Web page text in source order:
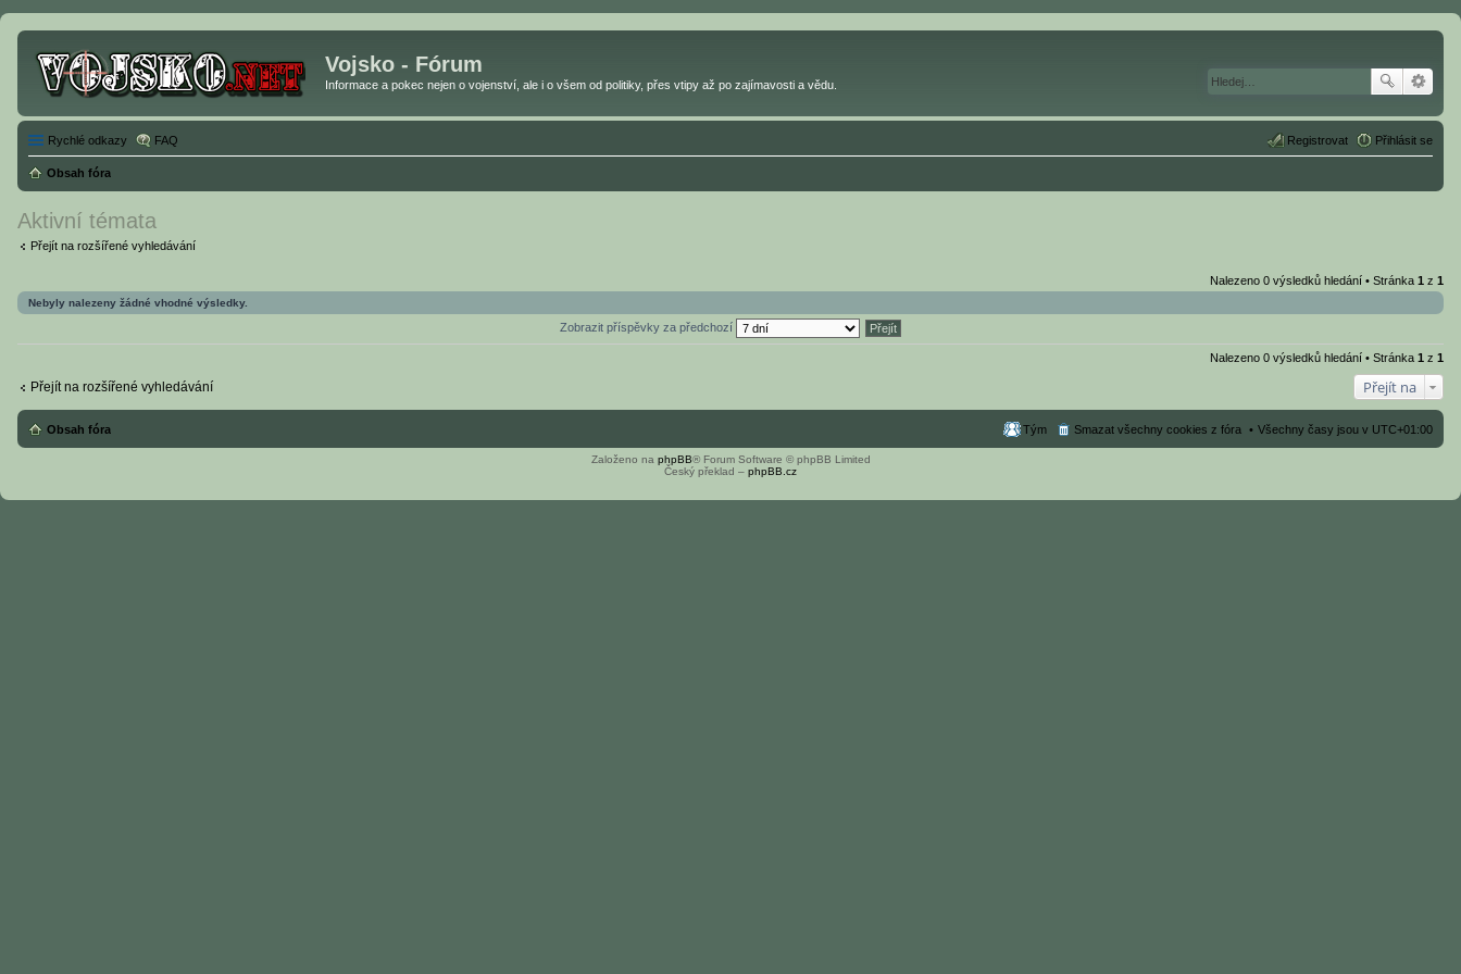
Vojsko - Fórum
Informace a pokec nejen o vojenství, ale i o všem od politiky, přes vtipy až po zajímavosti a vědu.
Rychlé odkazy FAQ Přihlásit se
Registrovat
Obsah fóra
Aktivní témata
Přejít na rozšířené vyhledávání
Nalezeno 0 výsledků hledání • Stránka 1 z 1
Nebyly nalezeny žádné vhodné výsledky.
Zobrazit příspěvky za předchozí
Nalezeno 0 výsledků hledání • Stránka 1 z 1
Přejít na rozšířené vyhledávání Přejít na
Obsah fóra Všechny časy jsou v UTC+01:00
Smazat všechny cookies z fóra
Tým
Založeno na phpBB® Forum Software © phpBB Limited
Český překlad – phpBB.cz